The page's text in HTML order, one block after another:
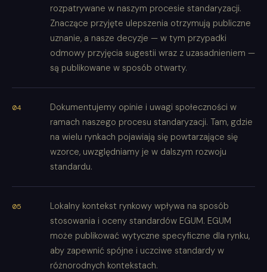
rozpatrywane w naszym procesie standaryzacji.
Znaczące przyjęte ulepszenia otrzymują publiczne
uznanie, a nasze decyzje — w tym przypadki
odmowy przyjęcia sugestii wraz z uzasadnieniem —
są publikowane w sposób otwarty.
Dokumentujemy opinie i uwagi społeczności w
ramach naszego procesu standaryzacji. Tam, gdzie
na wielu rynkach pojawiają się powtarzające się
wzorce, uwzględniamy je w dalszym rozwoju
standardu.
Lokalny kontekst rynkowy wpływa na sposób
stosowania i oceny standardów EGUM. EGUM
może publikować wytyczne specyficzne dla rynku,
aby zapewnić spójne i uczciwe standardy w
różnorodnych kontekstach.